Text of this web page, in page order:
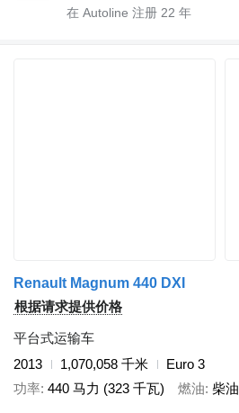
在 Autoline 注册 22 年
Renault Magnum 440 DXI
根据请求提供价格
平台式运输车
2013
1,070,058 千米
Euro 3
功率 440 马力 (323 千瓦) 燃油 柴油